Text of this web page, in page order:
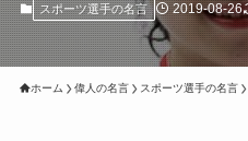
スポーツ選手の名言 2019-08-26
ホーム 偉人の名言 スポーツ選手の名言